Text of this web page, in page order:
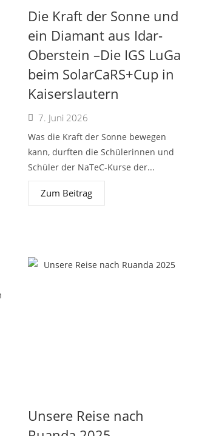
Die Kraft der Sonne und
ein Diamant aus Idar-
Oberstein –Die IGS LuGa
beim SolarCaRS+Cup in
Kaiserslautern
7. Juni 2026
Was die Kraft der Sonne bewegen
kann, durften die Schülerinnen und
Schüler der NaTeC-Kurse der...
Zum Beitrag
Unsere Reise nach